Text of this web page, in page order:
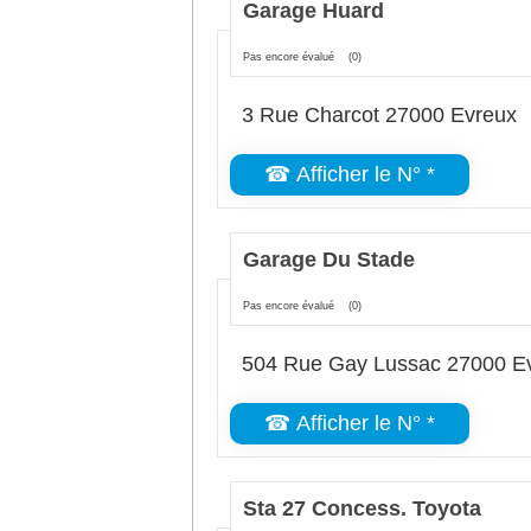
Garage Huard
Pas encore évalué (0)
3 Rue Charcot 27000 Evreux
☎ Afficher le N° *
Garage Du Stade
Pas encore évalué (0)
504 Rue Gay Lussac 27000
☎ Afficher le N° *
Sta 27 Concess. Toyota